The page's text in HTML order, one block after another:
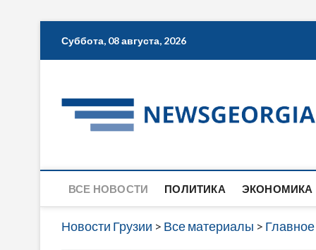
Суббота, 08 августа, 2026
ВСЕ НОВОСТИ ПОЛИТИКА ЭКОНОМИКА
Новости Грузии > Все материалы > Главное